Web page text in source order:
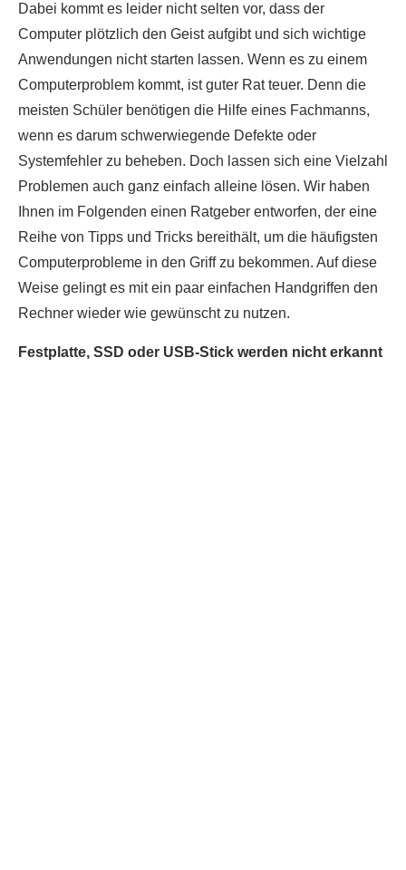
Dabei kommt es leider nicht selten vor, dass der
Computer plötzlich den Geist aufgibt und sich wichtige
Anwendungen nicht starten lassen. Wenn es zu einem
Computerproblem kommt, ist guter Rat teuer. Denn die
meisten Schüler benötigen die Hilfe eines Fachmanns,
wenn es darum schwerwiegende Defekte oder
Systemfehler zu beheben. Doch lassen sich eine Vielzahl
Problemen auch ganz einfach alleine lösen. Wir haben
Ihnen im Folgenden einen Ratgeber entworfen, der eine
Reihe von Tipps und Tricks bereithält, um die häufigsten
Computerprobleme in den Griff zu bekommen. Auf diese
Weise gelingt es mit ein paar einfachen Handgriffen den
Rechner wieder wie gewünscht zu nutzen.
Festplatte, SSD oder USB-Stick werden nicht erkannt